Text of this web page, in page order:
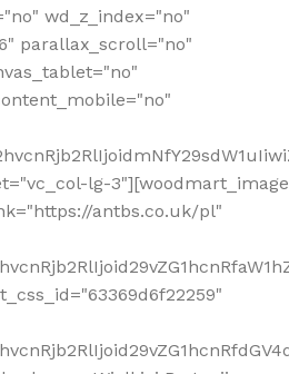
wd_z_index="no"
parallax_scroll="no"
lg-3"][woodmart_image
antbs.co.uk/pl"